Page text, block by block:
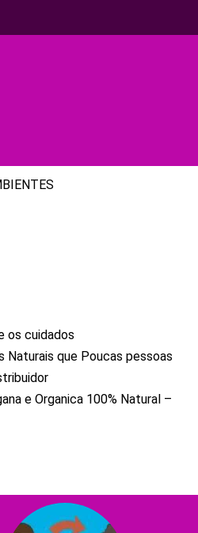
os cuidados
Naturais que Poucas pessoas
e Organica 100% Natural –